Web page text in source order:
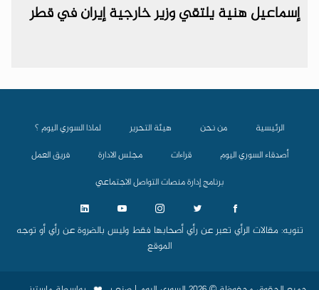
إسماعيل هنية يلتقي وزير خارجية إيران في قطر
الرئيسية من نحن هيئة التحرير
لماذا السوري اليوم ؟
أصدقاء السوري اليوم
قراءات مجلس الادارة
فريق العمل
برنامج إدارة منصات التواصل الاجتماعي
تنويه: مقالات الرأي تعبر عن رأي أصحابها فقط وليس بالضروة عن رأي أو توجه
الموقع